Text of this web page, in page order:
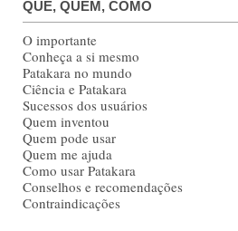
QUE, QUEM, COMO
O importante
Conheça a si mesmo
Patakara no mundo
Ciência e Patakara
Sucessos dos usuários
Quem inventou
Quem pode usar
Quem me ajuda
Como usar Patakara
Conselhos e recomendações
Contraindicações